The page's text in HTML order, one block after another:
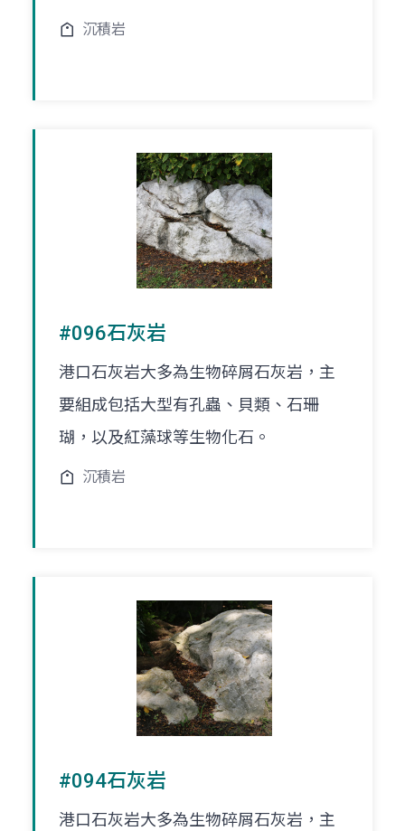
沉積岩
#096石灰岩
港口石灰岩大多為生物碎屑石灰岩，主
要組成包括大型有孔蟲、貝類、石珊
瑚，以及紅藻球等生物化石。
沉積岩
#094石灰岩
港口石灰岩大多為生物碎屑石灰岩，主